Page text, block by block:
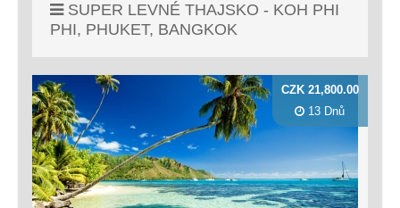
SUPER LEVNÉ THAJSKO - KOH PHI
PHI, PHUKET, BANGKOK
CZK 21,800.00
13 Dnů